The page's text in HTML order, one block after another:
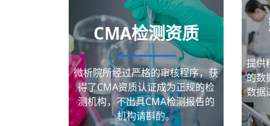
CMA检测资质
微析院所经过严格的审核程序，获
得了CMA资质认证成为正规的检
测机构，不出具CMA检测报告的
机构请斟酌。
提供
的数
数据